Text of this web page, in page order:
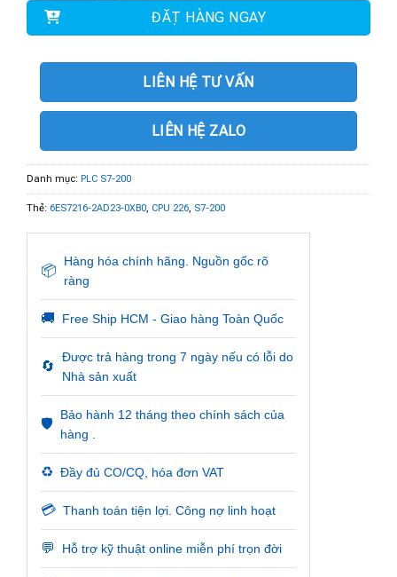
ĐẶT HÀNG NGAY
LIÊN HỆ TƯ VẤN
LIÊN HỆ ZALO
Danh mục: PLC S7-200
Thẻ: 6ES7216-2AD23-0XB0, CPU 226, S7-200
📦
Hàng hóa chính hãng. Nguồn gốc rõ
ràng
🚚 Free Ship HCM - Giao hàng Toàn Quốc
🔄
Được trả hàng trong 7 ngày nếu có lỗi do
Nhà sản xuất
🛡️
Bảo hành 12 tháng theo chính sách của
hàng .
♻️ Đầy đủ CO/CQ, hóa đơn VAT
💳 Thanh toán tiện lợi. Công nợ linh hoạt
💬 Hỗ trợ kỹ thuật online miễn phí trọn đời